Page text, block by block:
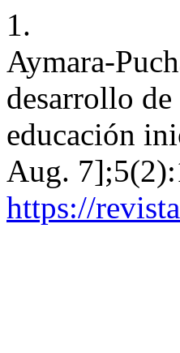
1.
Aymara-
desarrollo
educación
Aug.
https://